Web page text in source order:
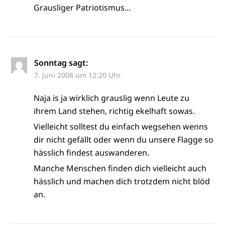
Grausliger Patriotismus…
Sonntag sagt:
7. Juni 2008 um 12:20 Uhr
Naja is ja wirklich grauslig wenn Leute zu
ihrem Land stehen, richtig ekelhaft sowas.
Vielleicht solltest du einfach wegsehen wenns
dir nicht gefällt oder wenn du unsere Flagge so
hässlich findest auswanderen.
Manche Menschen finden dich vielleicht auch
hässlich und machen dich trotzdem nicht blöd
an.